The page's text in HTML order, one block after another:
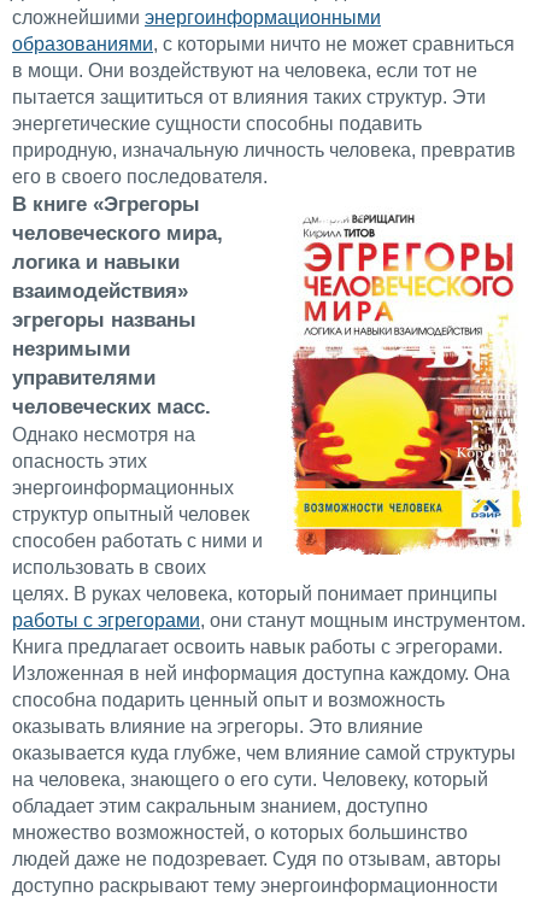
сложнейшими энергоинформационными
образованиями, с которыми ничто не может сравниться
в мощи. Они воздействуют на человека, если тот не
пытается защититься от влияния таких структур. Эти
энергетические сущности способны подавить
природную, изначальную личность человека, превратив
его в своего последователя.
В книге «Эгрегоры
человеческого мира,
логика и навыки
взаимодействия»
эгрегоры названы
незримыми
управителями
человеческих масс.
Однако несмотря на
опасность этих
энергоинформационных
структур опытный человек
способен работать с ними и
использовать в своих
целях. В руках человека, который понимает принципы
работы с эгрегорами, они станут мощным инструментом.
Книга предлагает освоить навык работы с эгрегорами.
Изложенная в ней информация доступна каждому. Она
способна подарить ценный опыт и возможность
оказывать влияние на эгрегоры. Это влияние
оказывается куда глубже, чем влияние самой структуры
на человека, знающего о его сути. Человеку, который
обладает этим сакральным знанием, доступно
множество возможностей, о которых большинство
людей даже не подозревает. Судя по отзывам, авторы
доступно раскрывают тему энергоинформационности